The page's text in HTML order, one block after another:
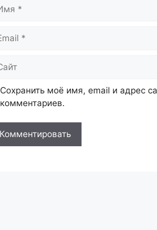
Сохранить моё имя, email и адрес
комментариев.